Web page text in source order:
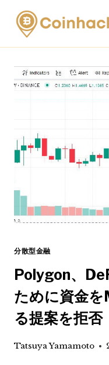
Skip
content
分散型金融
Polygon、
ために資金
る提案を拒否
Tatsuya Yamamoto